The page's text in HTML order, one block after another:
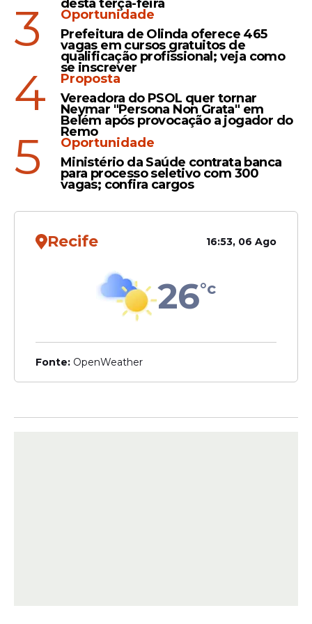
Morre Reinaldo Aleluia, ex-
atacante do Bahia e Ceará
aos 53 anos
Veja Também
Comunicado na íntegra
coração pesado, mas cheio de fé, que venho
falar com cada um de vocês. A vida nos
reserva palcos iluminados e aplausos, mas
parecem não ter fim. Perder a minha
querida amada Lorena é a dor mais
profunda que já senti, uma música que se
nem o maior dos sucessos pode preencher.
desta terça-feira
3
Oportunidade
Prefeitura de Olinda oferece 465
vagas em cursos gratuitos de
qualificação profissional; veja como
se inscrever
4
Proposta
Vereadora do PSOL quer tornar
Neymar "Persona Non Grata" em
Belém após provocação a jogador do
Remo
5
Oportunidade
Ministério da Saúde contrata banca
para processo seletivo com 300
vagas; confira cargos
Recife 16:53, 06 Ago
26°c
Fonte: OpenWeather